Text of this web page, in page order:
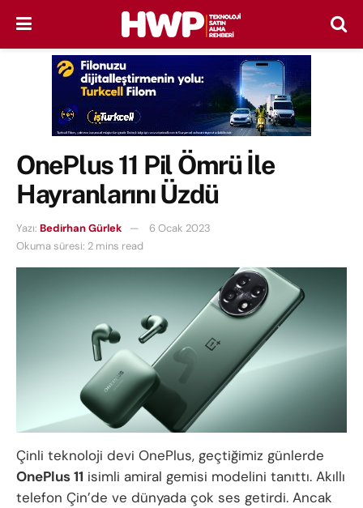
OnePlus 11 Pil Ömrü İle
Hayranlarını Üzdü
Yazı: Bedirhan Gürlek
6 Ocak 2023
Okuma süresi: 2 mins read
Çinli teknoloji devi OnePlus, geçtiğimiz günlerde
OnePlus 11 isimli amiral gemisi modelini tanıttı. Akıllı
telefon Çin’de ve dünyada çok ses getirdi. Ancak